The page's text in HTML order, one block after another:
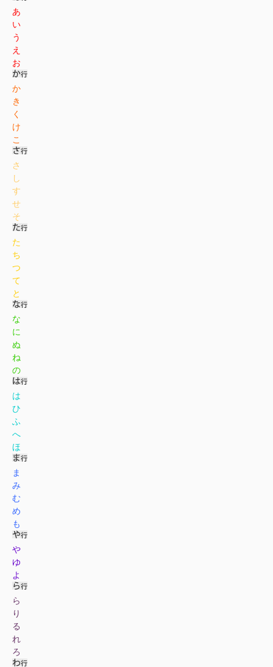
あ
い
う
え
お
か
き
く
け
こ
さ
し
す
せ
そ
た
ち
つ
て
と
な
に
ぬ
ね
の
は
ひ
ふ
へ
ほ
ま
み
む
め
も
や
ゆ
よ
ら
り
る
れ
ろ